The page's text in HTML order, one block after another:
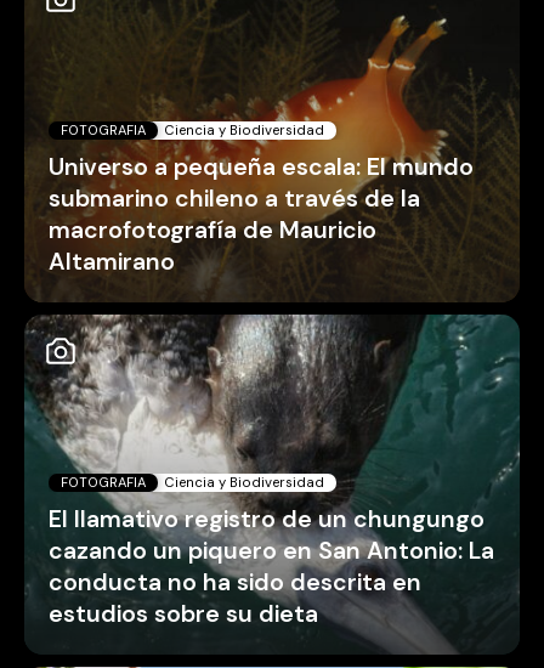
FOTOGRAFIA Ciencia y Biodiversidad
Universo a pequeña escala: El mundo
submarino chileno a través de la
macrofotografía de Mauricio
Altamirano
FOTOGRAFIA Ciencia y Biodiversidad
El llamativo registro de un chungungo
cazando un piquero en San Antonio: La
conducta no ha sido descrita en
estudios sobre su dieta